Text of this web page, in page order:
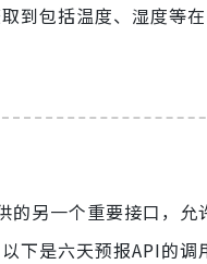
到包括温度、湿度等
的另一个重要接口，
下是六天预报API的调